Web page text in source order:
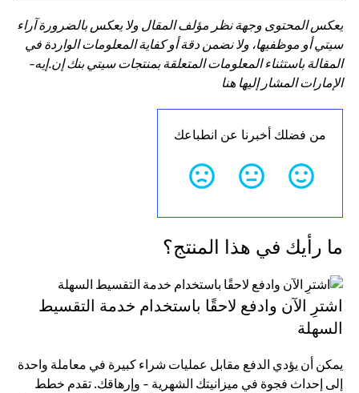
يعكس المحتوى وجهة نظر مؤلف المقال ولا يعكس بالضرورة آراء
سيتي أو موظفيها، ولا نضمن دقة أو كفاية المعلومات الواردة في
المقالة باستثناء المعلومات المتعلقة بمنتجات سيتي بنك إن.إيه-
الإمارات المشار إليها هنا
من فضلك أخبرنا عن انطباعك
ما رأيك في هذا المنتج؟
اشترِ الآن وادفع لاحقًا باستخدام خدمة التقسيط
السهلة
يمكن أن يؤدي الدفع مقابل عمليات شراء كبيرة في معاملة واحدة
إلى إحداث فجوة في ميزانيتك الشهرية - وإرهاقك. تقدم خطط